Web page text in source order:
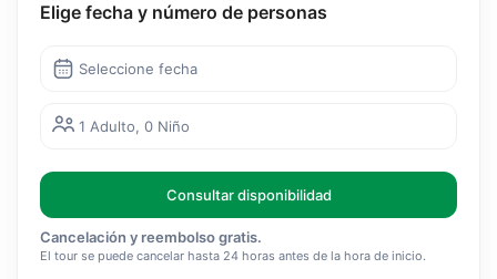
Elige fecha y número de personas
Seleccione fecha
1 Adulto, 0 Niño
Consultar disponibilidad
Cancelación y reembolso gratis.
El tour se puede cancelar hasta 24 horas antes de la hora de inicio.